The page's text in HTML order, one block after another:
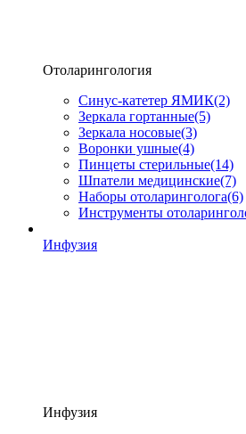
Отоларингология
Синус-катетер ЯМИК(2)
Зеркала гортанные(5)
Зеркала носовые(3)
Воронки ушные(4)
Пинцеты стерильные(14)
Шпатели медицинские(7)
Наборы отоларинголога(6)
Инструменты
Инфузия
Инфузия